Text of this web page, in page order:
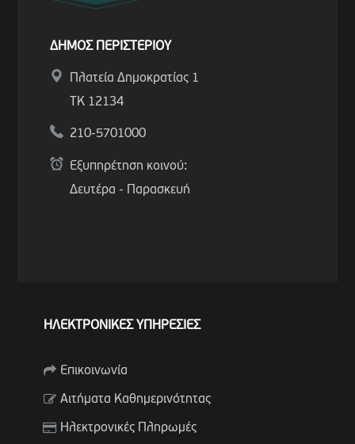
ΔΗΜΟΣ ΠΕΡΙΣΤΕΡΙΟΥ
Πλατεία Δημοκρατίας 1
ΤΚ 12134
210-5701000
Εξυπηρέτηση κοινού:
Δευτέρα - Παρασκευή
ΗΛΕΚΤΡΟΝΙΚΕΣ ΥΠΗΡΕΣΙΕΣ
Επικοινωνία
Αιτήματα Καθημερινότητας
Ηλεκτρονικές Πληρωμές